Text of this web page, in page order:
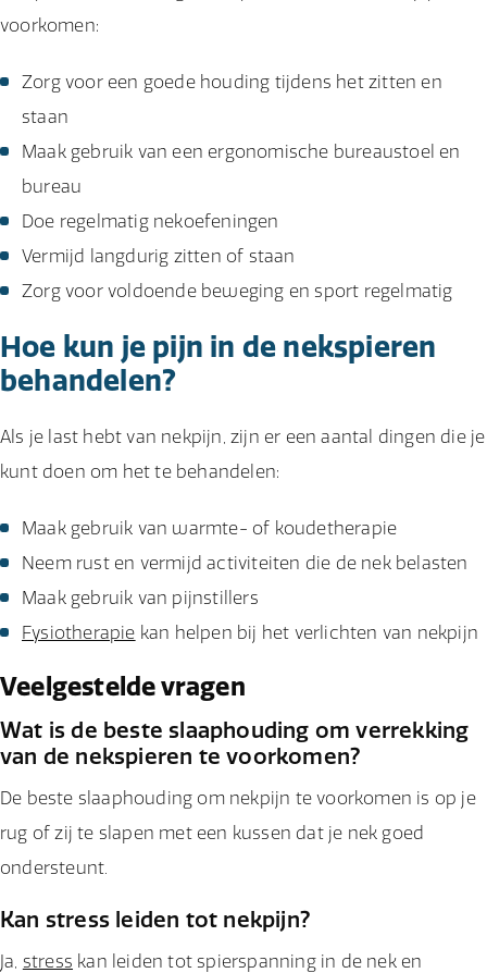
voorkomen:
Zorg voor een goede houding tijdens het zitten en
staan
Maak gebruik van een ergonomische bureaustoel en
bureau
Doe regelmatig nekoefeningen
Vermijd langdurig zitten of staan
Zorg voor voldoende beweging en sport regelmatig
Hoe kun je pijn in de nekspieren
behandelen?
Als je last hebt van nekpijn, zijn er een aantal dingen die je
kunt doen om het te behandelen:
Maak gebruik van warmte- of koudetherapie
Neem rust en vermijd activiteiten die de nek belasten
Maak gebruik van pijnstillers
Fysiotherapie kan helpen bij het verlichten van nekpijn
Veelgestelde vragen
Wat is de beste slaaphouding om verrekking
van de nekspieren te voorkomen?
De beste slaaphouding om nekpijn te voorkomen is op je
rug of zij te slapen met een kussen dat je nek goed
ondersteunt.
Kan stress leiden tot nekpijn?
Ja, stress kan leiden tot spierspanning in de nek en